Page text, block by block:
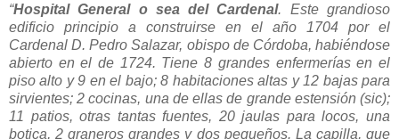
“Hospital General o sea del Cardenal. Este grandioso
edificio principio a construirse en el año 1704 por el
Cardenal D. Pedro Salazar, obispo de Córdoba, habiéndose
abierto en el de 1724. Tiene 8 grandes enfermerías en el
piso alto y 9 en el bajo; 8 habitaciones altas y 12 bajas para
sirvientes; 2 cocinas, una de ellas de grande estensión (sic);
11 patios, otras tantas fuentes, 20 jaulas para locos, una
botica, 2 graneros grandes y dos pequeños. La capilla, que